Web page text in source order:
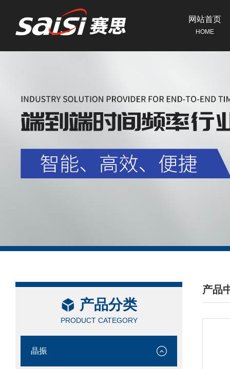
网站首页
HOME
产品分类
PRODUCT CATEGORY
晶振
产品
/